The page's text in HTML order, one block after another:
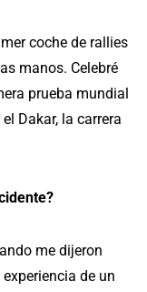
coche de rallies
manos. Celebré
prueba mundial
Dakar, la carrera
me dijeron
de un